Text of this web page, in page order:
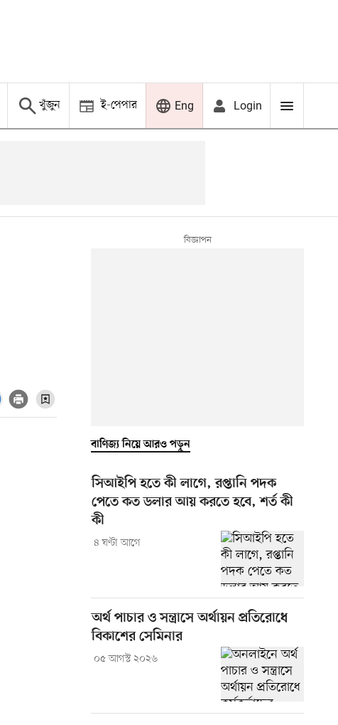
খুঁজুন ই-পেপার Eng Login
বাণিজ্য নিয়ে আরও পড়ুন
সিআইপি হতে কী লাগে, রপ্তানি পদক
পেতে কত ডলার আয় করতে হবে, শর্ত কী
কী
৪ ঘণ্টা আগে
অর্থ পাচার ও সন্ত্রাসে অর্থায়ন প্রতিরোধে
বিকাশের সেমিনার
০৫ আগস্ট ২০২৬